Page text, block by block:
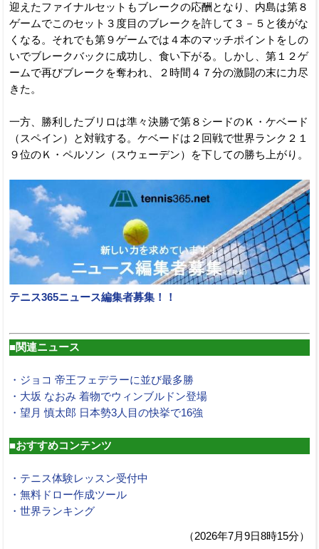
迎えたファイナルセットもブレークの応酬となり、内島は第８
ゲームでこのセット３度目のブレークを許して３－５と後がな
くなる。それでも第９ゲームでは４本のマッチポイントをしの
いでブレークバックに成功し、食い下がる。しかし、第１２ゲ
ームで再びブレークを奪われ、２時間４７分の激闘の末に力尽
きた。
一方、勝利したブリロは準々決勝で第８シードのＫ・ケベード
（スペイン）と対戦する。ケベードは２回戦で世界ランク２１
９位のＫ・ペルソン（スウェーデン）を下しての勝ち上がり。
テニス365ニュース編集者募集！！
■関連ニュース
・ジョコ 帝王フェデラーに並び最多勝
・大坂 なおみ 着物でウィンブルドン登場
・望月 慎太郎 日本勢3人目の快挙で16強
■おすすめコンテンツ
・テニス体験レッスン受付中
・無料ドロー作成ツール
・世界ランキング
（2026年7月9日8時15分）